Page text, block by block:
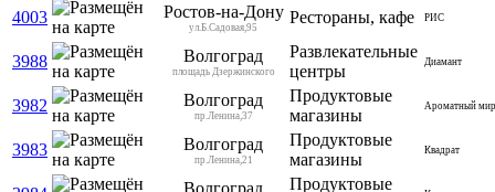
4003 Ростов-на-Дону
ул.Б.Садовая,95
Рестораны, кафе РИС
3988 Волгоград
площадь Дзержинского
Развлекательные
центры
Диамант
3982 Волгоград
пр.Ленина,37
Продуктовые
магазины
Ароматный мир
3983 Волгоград
пр.Ленина,21
Продуктовые
магазины
Квадрат
Волгоград
Продуктовые